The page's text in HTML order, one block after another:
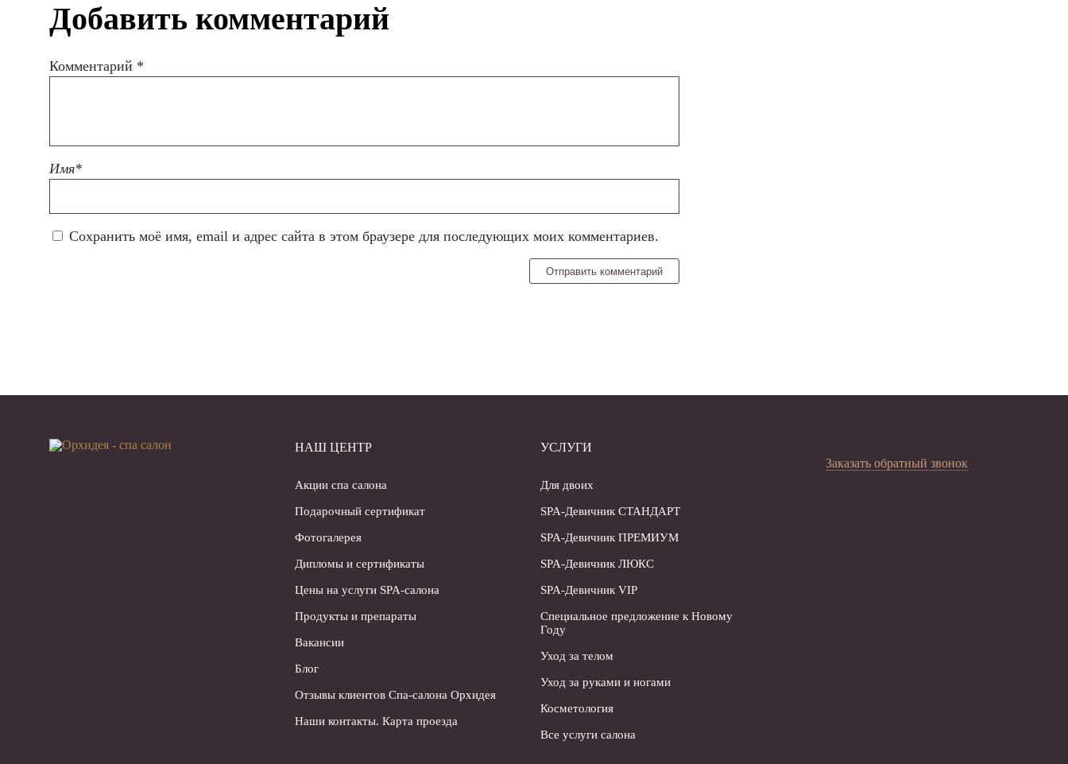
Добавить комментарий
Комментарий *
Имя*
Сохранить моё имя, email и адрес сайта в этом браузере для последующих моих комментариев.
НАШ ЦЕНТР
Акции спа салона
Подарочный сертификат
Фотогалерея
Дипломы и сертификаты
Цены на услуги SPA-салона
Продукты и препараты
Вакансии
Блог
Отзывы клиентов Спа-салона Орхидея
Наши контакты. Карта проезда
УСЛУГИ
Для двоих
SPA-Девичник СТАНДАРТ
SPA-Девичник ПРЕМИУМ
SPA-Девичник ЛЮКС
SPA-Девичник VIP
Специальное предложение к Новому
Году
Уход за телом
Уход за руками и ногами
Косметология
Все услуги салона
Заказать обратный звонок